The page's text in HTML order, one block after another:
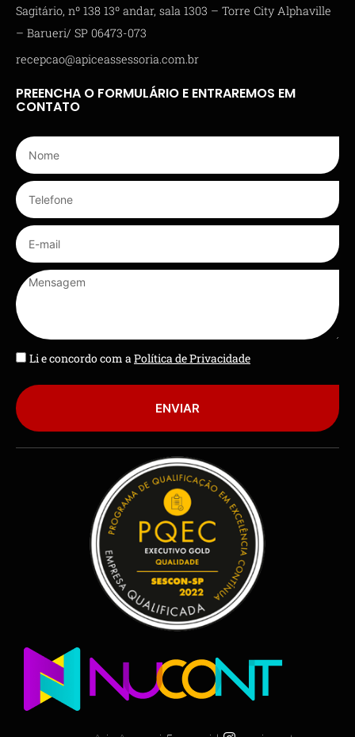
Sagitário, nº 138 13º andar, sala 1303 – Torre City Alphaville
– Barueri/ SP 06473-073
recepcao@apiceassessoria.com.br
PREENCHA O FORMULÁRIO E ENTRAREMOS EM
CONTATO
Li e concordo com aPolítica de Privacidade
ENVIAR